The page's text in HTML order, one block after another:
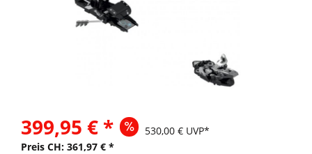
399,95 € *
530,00 € UVP*
Preis CH: 361,97 € *